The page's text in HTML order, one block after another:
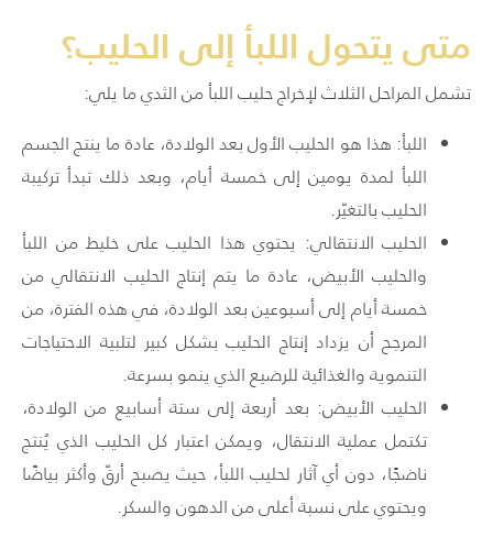
متى يتحول اللبأ إلى الحليب؟
تشمل المراحل الثلاث لإخراج حليب اللبأ من الثدي ما يلي:
اللبأ: هذا هو الحليب الأول بعد الولادة، عادة ما ينتج الجسم
اللبأ لمدة يومين إلى خمسة أيام، وبعد ذلك تبدأ تركيبة
الحليب بالتغيّر.
الحليب الانتقالي: يحتوي هذا الحليب على خليط من اللبأ
والحليب الأبيض، عادة ما يتم إنتاج الحليب الانتقالي من
خمسة أيام إلى أسبوعين بعد الولادة، في هذه الفترة، من
المرجح أن يزداد إنتاج الحليب بشكل كبير لتلبية الاحتياجات
التنموية والغذائية للرضيع الذي ينمو بسرعة.
الحليب الأبيض: بعد أربعة إلى ستة أسابيع من الولادة،
تكتمل عملية الانتقال، ويمكن اعتبار كل الحليب الذي يُنتج
ناضجًا، دون أي آثار لحليب اللبأ، حيث يصبح أرقّ وأكثر بياضًا
ويحتوي على نسبة أعلى من الدهون والسكر.